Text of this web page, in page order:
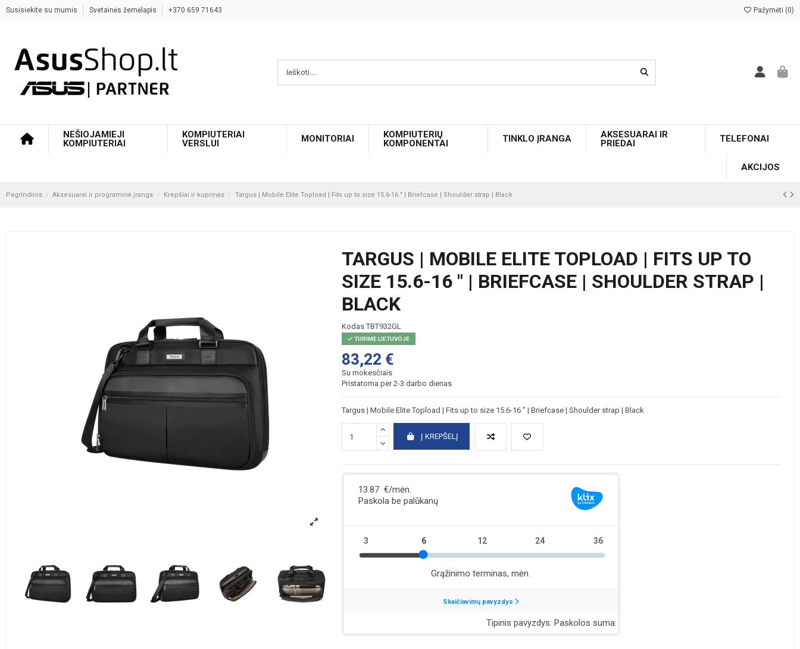
Susisiekite su mumis Svetainės žemėlapis +370 659 71643 Pažymėti (0)
NEŠIOJAMIEJI
KOMPIUTERIAI
KOMPIUTERIAI
VERSLUI
MONITORIAI
KOMPIUTERIŲ
KOMPONENTAI
TINKLO ĮRANGA
AKSESUARAI IR
PRIEDAI
TELEFONAI
AKCIJOS
Pagrindinis Aksesuarai ir programinė įranga Krepšiai ir kuprinės Targus | Mobile Elite Topload | Fits up to size 15.6-16 " | Briefcase | Shoulder strap | Black
TARGUS | MOBILE ELITE TOPLOAD | FITS UP TO
SIZE 15.6-16 " | BRIEFCASE | SHOULDER STRAP |
BLACK
Kodas TBT932GL
TURIME LIETUVOJE
83,22 €
Su mokesčiais
Pristatoma per 2-3 darbo dienas
Targus | Mobile Elite Topload | Fits up to size 15.6-16 " | Briefcase | Shoulder strap | Black
Į KREPŠELĮ